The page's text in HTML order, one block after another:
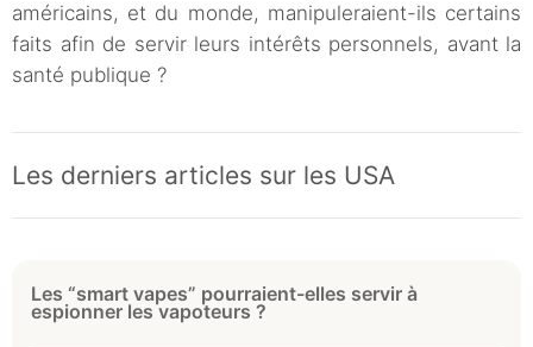
américains, et du monde, manipuleraient-ils certains
faits afin de servir leurs intérêts personnels, avant la
santé publique ?
Les derniers articles sur les USA
Les “smart vapes” pourraient-elles servir à
espionner les vapoteurs ?